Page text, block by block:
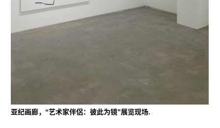
亚纪画廊，“艺术家伴侶：彼此为镜”展览现场.